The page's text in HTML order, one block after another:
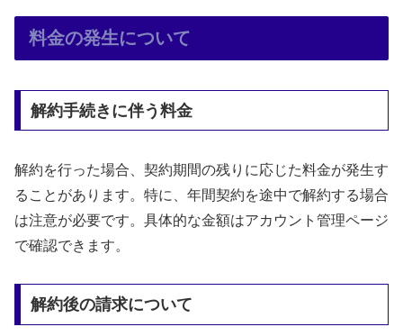
料金の発生について
解約手続きに伴う料金
解約を行った場合、契約期間の残りに応じた料金が発生す
ることがあります。特に、年間契約を途中で解約する場合
は注意が必要です。具体的な金額はアカウント管理ページ
で確認できます。
解約後の請求について